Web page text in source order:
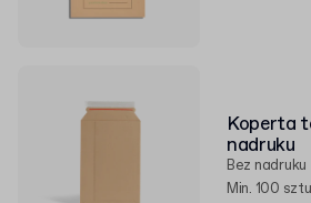
Koperta
nadruku
Bez nadruku
Min. 100